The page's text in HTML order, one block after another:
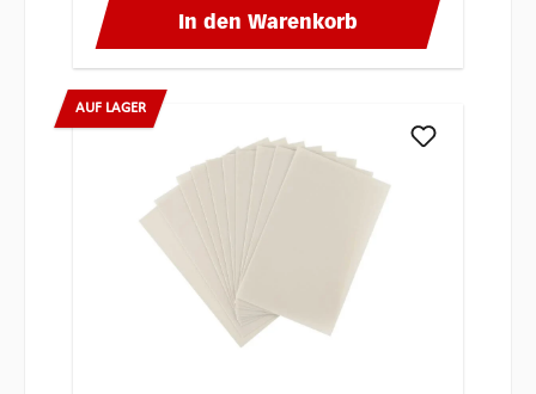
In den Warenkorb
AUF LAGER